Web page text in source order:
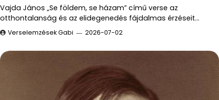
Vajda János „Se földem, se házam” című verse az
otthontalanság és az elidegenedés fájdalmas érzéseit…
Verselemzések Gabi 2026-07-02